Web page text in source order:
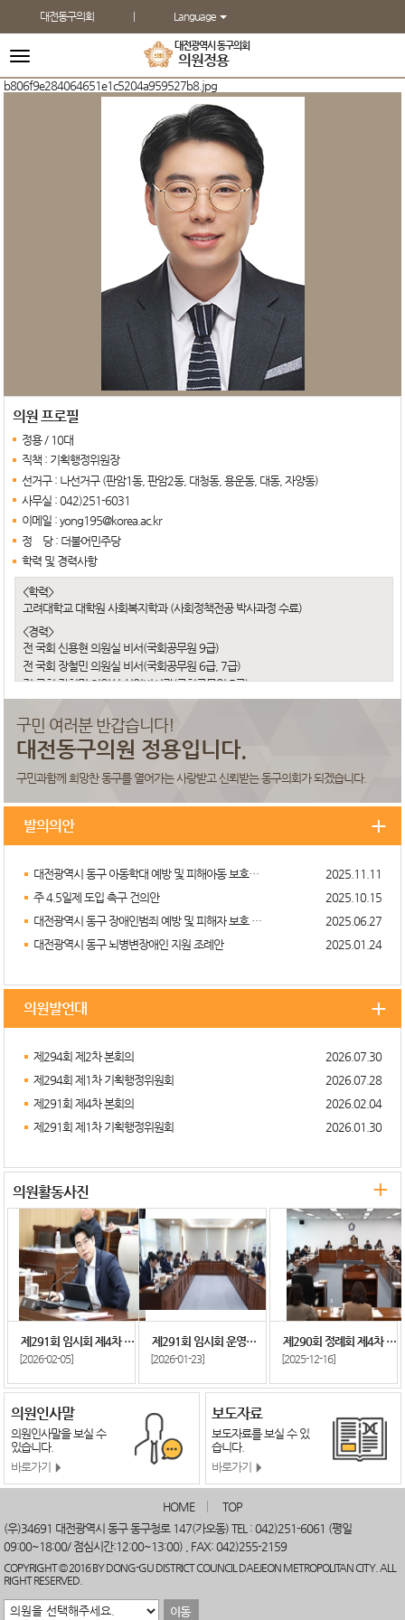
대전동구의회 Language
전
메
뉴
대전광역시 동구의회
정용
의원
b806f9e284064651e1c5204a959527b8.jpg
의원 프로필
정용 / 10대
직책 : 기획행정위원장
선거구 : 나선거구 (판암1동, 판암2동, 대청동, 용운동, 대동, 자양동)
사무실 : 042)251-6031
이메일 : yong195@korea.ac.kr
정 당 : 더불어민주당
학력 및 경력사항
<학력>
고려대학교 대학원 사회복지학과 (사회정책전공 박사과정 수료)
<경력>
전 국회 신용현 의원실 비서(국회공무원 9급)
전 국회 장철민 의원실 비서(국회공무원 6급, 7급)
전 국회 장철민 의원실 선임비서관(국회공무원 5급)
전 9대 동구의회의원 기획행정부위원장
현 동구의회의원
구민 여러분 반갑습니다!
대전동구의원 정용입니다.
구민과함께 희망찬 동구를 열어가는 사랑받고 신뢰받는 동구의회가 되겠습니다.
발의의안
대전광역시 동구 아동학대 예방 및 피해아동 보호에 관한 조례 일부개정조례안
2025.11.11
주 4.5일제 도입 촉구 건의안
2025.10.15
대전광역시 동구 장애인범죄 예방 및 피해자 보호 등에 관한 조례 일부개정조례안
2025.06.27
대전광역시 동구 뇌병변장애인 지원 조례안
2025.01.24
+
의원발언대
제294회 제2차 본회의
2026.07.30
제294회 제1차 기획행정위원회
2026.07.28
제291회 제4차 본회의
2026.02.04
제291회 제1차 기획행정위원회
2026.01.30
+
의원활동사진
제291회 임시회 제4차 본회의
[2026-02-05]
제291회 임시회 운영위원회 및 전체의원 간담회
[2026-01-23]
제290회 정례회 제4차 상임위원회
[2025-12-16]
+
의원인사말
의원인사말을 보실 수
있습니다.
바로가기
보도자료
보도자료를 보실 수 있
습니다.
바로가기
HOME
TOP
(우)34691 대전광역시 동구 동구청로 147(가오동) TEL : 042)251-6061 (평일
09:00~18:00/ 점심시간:12:00~13:00) , FAX: 042)255-2159
COPYRIGHT © 2016 BY DONG-GU DISTRICT COUNCIL DAEJEON METROPOLITAN CITY. ALL
RIGHT RESERVED.